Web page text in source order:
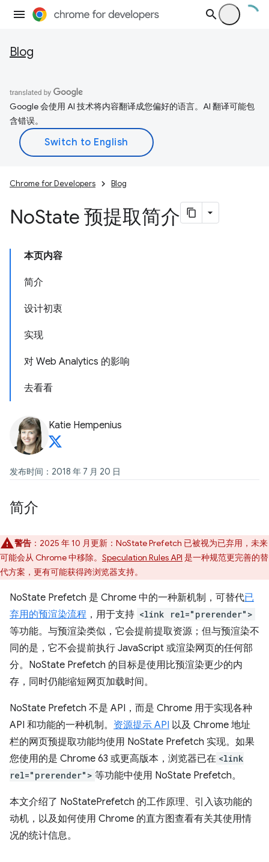
Blog
Google 会使用 AI 技术将内容翻译成您偏好的语言。AI 翻译可能包
含错误。
Chrome for Developers Blog
NoState 预提取简介
本页内容
简介
设计初衷
实现
对 Web Analytics 的影响
去看看
Katie Hempenius
发布时间：2018 年 7 月 20 日
简介
警告 ：2025 年 10 月更新：NoState Prefetch 已被视为已弃用，未来
可能会从 Chrome 中移除。 Speculation Rules API 是一种规范更完善的替
代方案，更有可能获得跨浏览器支持。
NoState Prefetch 是 Chrome 中的一种新机制，可替代已
弃用的预渲染流程 ，用于支持 <link rel="prerender">
等功能。与预渲染类似，它会提前提取资源；但与预渲染不
同的是，它不会提前执行 JavaScript 或渲染网页的任何部
分。NoState Prefetch 的目标是使用比预渲染更少的内
存，同时仍能缩短网页加载时间。
NoState Prefetch 不是 API，而是 Chrome 用于实现各种
API 和功能的一种机制。 资源提示 API 以及 Chrome 地址
栏的网页预提取功能均使用 NoState Prefetch 实现。如果
您使用的是 Chrome 63 或更高版本，浏览器已在 <link
rel="prerender"> 等功能中使用 NoState Prefetch。
本文介绍了 NoStatePrefetch 的工作原理、引入该功能的
动机，以及如何使用 Chrome 的直方图查看有关其使用情
况的统计信息。